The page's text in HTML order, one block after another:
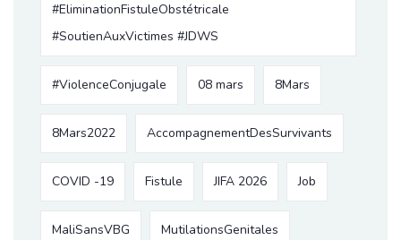
#EliminationFistuleObstétricale
#SoutienAuxVictimes #JDWS
#ViolenceConjugale 08 mars 8Mars
8Mars2022 AccompagnementDesSurvivants
COVID -19 Fistule JIFA 2026 Job
MaliSansVBG MutilationsGenitales